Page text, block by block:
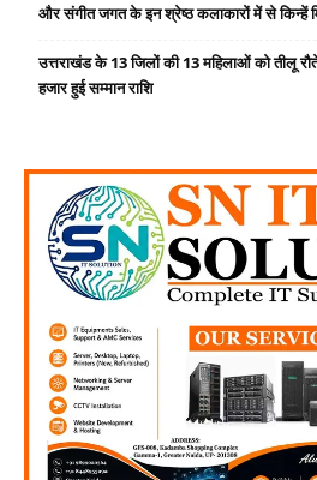
और संगीत जगत के इन श्रेष्ठ कलाकारों में से किन्हें
उत्तराखंड के 13 जिलों की 13 महिलाओं को तीलू
हजार हुई सम्मान राशि